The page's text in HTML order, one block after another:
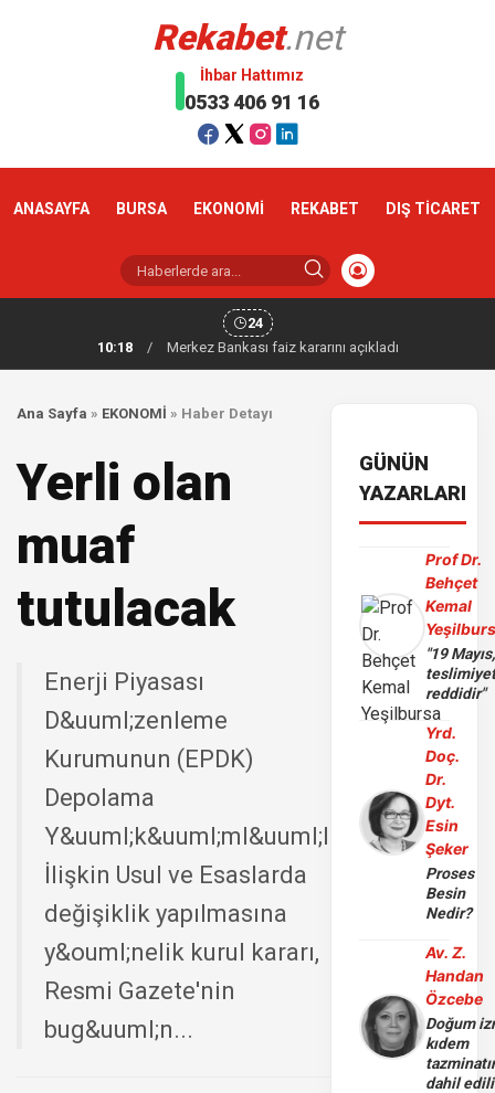
Rekabet.net
İhbar Hattımız
0533 406 91 16
ANASAYFA BURSA EKONOMİ REKABET DIŞ TİCARET
24
10:18
/ Merkez Bankası faiz kararını açıkladı
Ana Sayfa » EKONOMİ » Haber Detayı
Yerli olan
muaf
tutulacak
Enerji Piyasası
D&uuml;zenleme
Kurumunun (EPDK)
Depolama
Y&uuml;k&uuml;ml&uuml;l&uuml;klerine
İlişkin Usul ve Esaslarda
değişiklik yapılmasına
y&ouml;nelik kurul kararı,
Resmi Gazete'nin
bug&uuml;n...
GÜNÜN
YAZARLARI
Prof Dr.
Behçet
Kemal
"19 Mayıs,
reddidir"
Yrd.
Doç.
Dr.
Dyt.
Esin
Şeker
Proses
Besin
Nedir?
Av. Z.
Handan
Özcebe
Doğum
kıdem
dahil